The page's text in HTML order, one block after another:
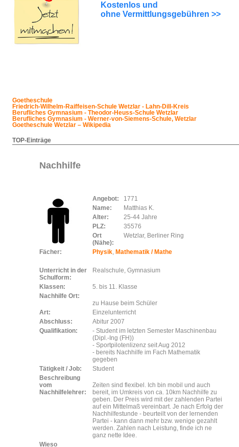
Kostenlos und
ohne Vermittlungsgebühren >>
Goetheschule
Friedrich-Wilhelm-Raiffeisen-Schule Wetzlar - Lahn-Dill-Kreis
Berufliches Gymnasium - Theodor-Heuss-Schule Wetzlar
Berufliches Gymnasium - Werner-von-Siemens-Schule, Wetzlar
Goetheschule Wetzlar – Wikipedia
TOP-Einträge
Nachhilfe
Angebot:
1771
Name:
Matthias K.
Alter:
25-44 Jahre
PLZ:
35576
Ort
(Nähe):
Wetzlar, Berliner Ring
Fächer: Physik, Mathematik / Mathe
Unterricht in der
Schulform:
Realschule, Gymnasium
Klassen:
5. bis 11. Klasse
Nachhilfe Ort:
zu Hause beim Schüler
Art:
Einzelunterricht
Abschluss:
Abitur 2007
Qualifikation:
- Student im letzten Semester Maschinenbau
(Dipl.-Ing (FH))
- Sportpilotenlizenz seit Aug 2012
- bereits Nachhilfe im Fach Mathematik
gegeben
Tätigkeit / Job:
Student
Beschreibung
vom
Nachhilfelehrer:
Zeiten sind flexibel. Ich bin mobil und auch
bereit, im Umkreis von ca. 10km Nachhilfe zu
geben. Der Preis wird mit der zahlenden Partei
auf ein Mittelmaß vereinbart. Je nach Erfolg der
Nachhilfestunde - beurteilt von der lernenden
Partei - kann dann mehr bzw. wenige gezahlt
werden. Zahlen nach Leistung, finde ich ne
ganz nette Idee.
Wieso